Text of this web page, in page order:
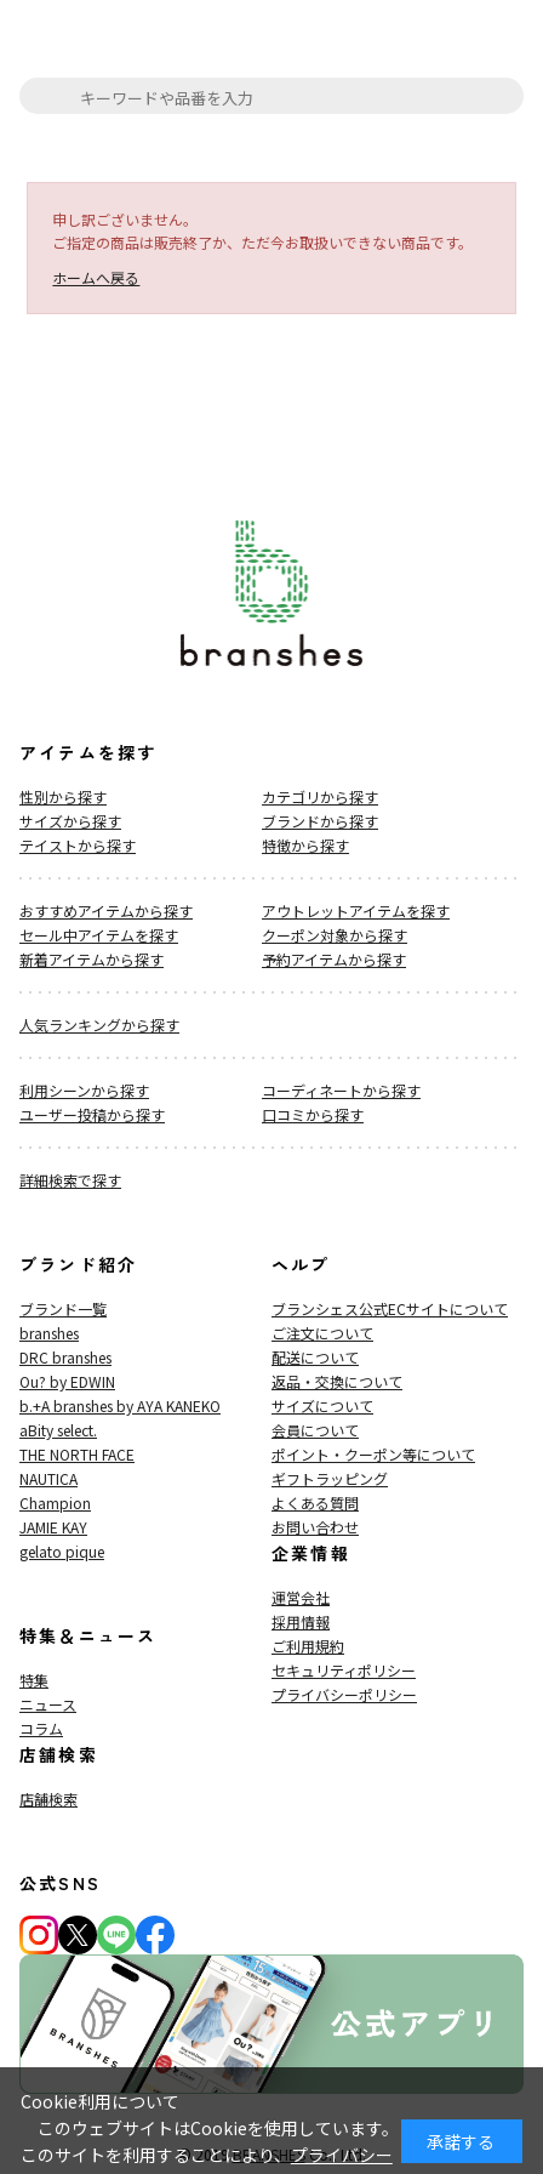
申し訳ございません。
ご指定の商品は販売終了か、ただ今お取扱いできない商品です。
ホームへ戻る
アイテムを探す
性別から探す
カテゴリから探す
サイズから探す
ブランドから探す
テイストから探す
特徴から探す
おすすめアイテムから探す
アウトレットアイテムを探す
セール中アイテムを探す
クーポン対象から探す
新着アイテムから探す
予約アイテムから探す
人気ランキングから探す
利用シーンから探す
コーディネートから探す
ユーザー投稿から探す
口コミから探す
詳細検索で探す
ブランド紹介
ブランド一覧
branshes
DRC branshes
Ou? by EDWIN
b.+A branshes by AYA KANEKO
aBity select.
THE NORTH FACE
NAUTICA
Champion
JAMIE KAY
gelato pique
特集＆ニュース
特集
ニュース
コラム
店舗検索
店舗検索
ヘルプ
ブランシェス公式ECサイトについて
ご注文について
配送について
返品・交換について
サイズについて
会員について
ポイント・クーポン等について
ギフトラッピング
よくある質問
お問い合わせ
企業情報
運営会社
採用情報
ご利用規約
セキュリティポリシー
プライバシーポリシー
公式SNS
© 2019BRANSHESCo., Ltd.
Cookie利用について
このウェブサイトはCookieを使用しています。
このサイトを利用することにより、プライバシー
承諾する